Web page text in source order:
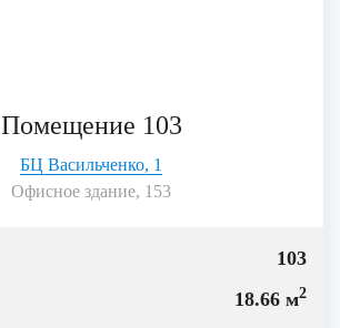
Помещение 103
БЦ Васильченко, 1
Офисное здание, 153
103
18.66 м2